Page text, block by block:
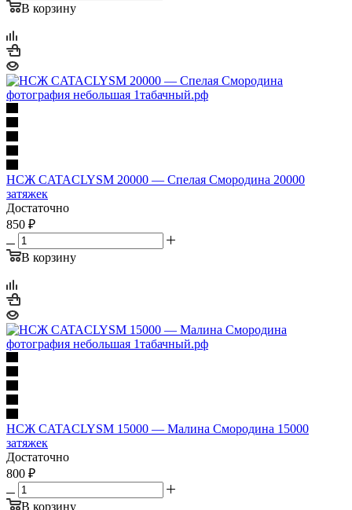
В корзину
НСЖ CATACLYSM 20000 — Спелая Смородина 20000
затяжек
Достаточно
850 ₽
В корзину
НСЖ CATACLYSM 15000 — Малина Смородина 15000
затяжек
Достаточно
800 ₽
В корзину